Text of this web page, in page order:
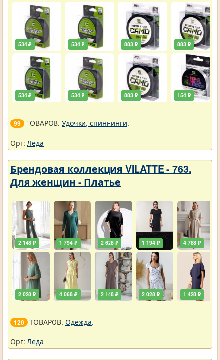
534 ₽
534 ₽
534 ₽
534 ₽
883 ₽
883 ₽
883 ₽
154 ₽
99 ТОВАРОВ. Удочки, спиннинги.
Орг: Леда
Брендовая коллекция VILATTE - 763.
Для женщин - Платье
2 148 ₽
2 028 ₽
1 794 ₽
4 068 ₽
2 628 ₽
2 148 ₽
1 194 ₽
2 028 ₽
4 788 ₽
1 428 ₽
120 ТОВАРОВ. Одежда.
Орг: Леда